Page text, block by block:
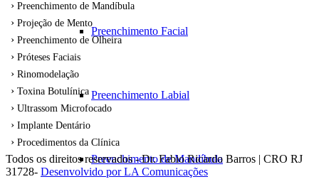
Preenchimento Facial
Preenchimento Labial
Preenchimento de Mandíbula
Preenchimento de Mandíbula
Projeção de Mento
Preenchimento de Olheira
Próteses Faciais
Rinomodelação
Toxina Botulínica
Ultrassom Microfocado
Implante Dentário
Procedimentos da Clínica
Todos os direitos reservados - Dr. Fabio Ricardo Barros | CRO RJ
31728- Desenvolvido por LA Comunicações